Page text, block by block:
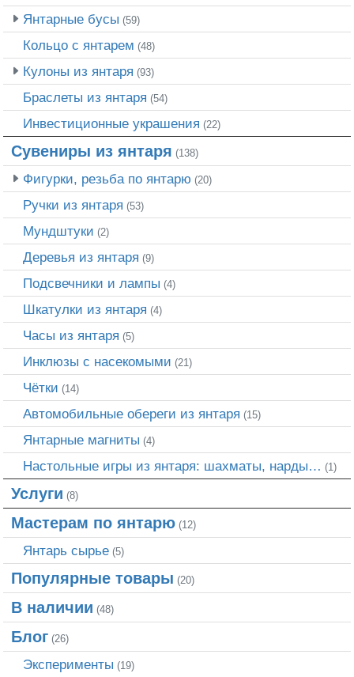
Янтарные бусы (59)
Кольцо с янтарем (48)
Кулоны из янтаря (93)
Браслеты из янтаря (54)
Инвестиционные украшения (22)
Сувениры из янтаря (138)
Фигурки, резьба по янтарю (20)
Ручки из янтаря (53)
Мундштуки (2)
Деревья из янтаря (9)
Подсвечники и лампы (4)
Шкатулки из янтаря (4)
Часы из янтаря (5)
Инклюзы с насекомыми (21)
Чётки (14)
Автомобильные обереги из янтаря (15)
Янтарные магниты (4)
Настольные игры из янтаря: шахматы, нарды… (1)
Услуги (8)
Мастерам по янтарю (12)
Янтарь сырье (5)
Популярные товары (20)
В наличии (48)
Блог (26)
Эксперименты (19)